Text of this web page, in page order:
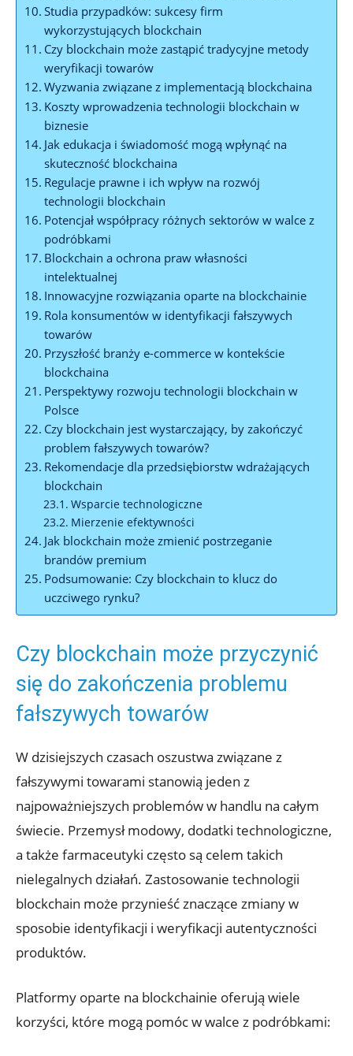
Studia⁢ przypadków: sukcesy⁣ firm
wykorzystujących blockchain
Czy blockchain może zastąpić tradycyjne metody
weryfikacji towarów
Wyzwania związane z implementacją blockchaina
Koszty wprowadzenia technologii blockchain w
biznesie
Jak edukacja i świadomość mogą wpłynąć na
skuteczność blockchaina
Regulacje prawne i ich wpływ na rozwój
technologii⁢ blockchain
Potencjał współpracy różnych sektorów w walce z
podróbkami
Blockchain a ochrona praw własności
intelektualnej
Innowacyjne rozwiązania​ oparte⁣ na blockchainie
Rola konsumentów w identyfikacji fałszywych
towarów
Przyszłość branży⁤ e-commerce w⁤ kontekście
blockchaina
Perspektywy rozwoju technologii ⁣blockchain w
Polsce
Czy blockchain jest wystarczający, by zakończyć
problem fałszywych towarów?
Rekomendacje dla przedsiębiorstw‌ wdrażających
blockchain
Wsparcie technologiczne
Mierzenie efektywności
Jak blockchain może zmienić postrzeganie
brandów premium
Podsumowanie: Czy blockchain to klucz do
uczciwego rynku?
Czy blockchain może‍ przyczynić
⁤się do zakończenia problemu
fałszywych towarów
W dzisiejszych czasach oszustwa związane z
fałszywymi towarami stanowią jeden z
najpoważniejszych problemów w ‍handlu na całym
świecie. Przemysł modowy, dodatki technologiczne,
a także farmaceutyki często ⁢są celem takich
nielegalnych działań.‌ Zastosowanie technologii
blockchain⁢ może przynieść znaczące zmiany w
‌sposobie identyfikacji i weryfikacji autentyczności
produktów.
Platformy oparte na blockchainie oferują wiele
korzyści, które mogą ⁤pomóc w walce ‍z podróbkami: